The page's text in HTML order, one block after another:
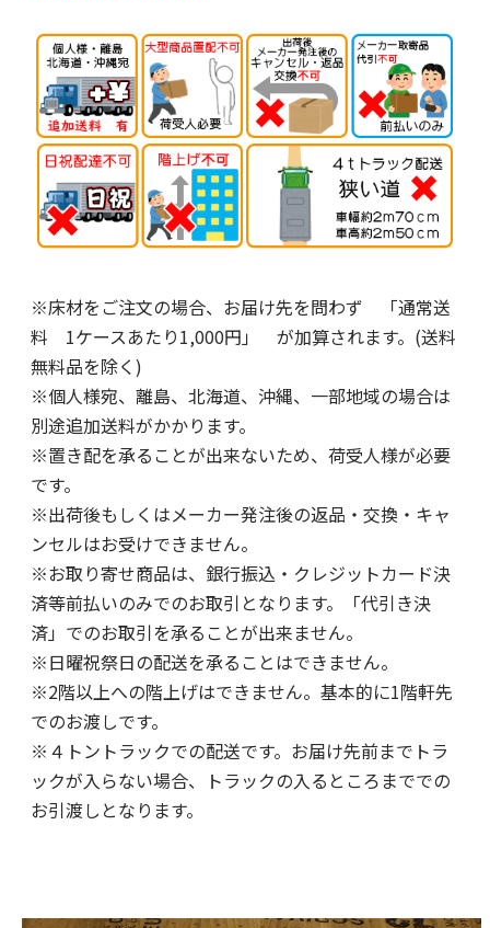
※床材をご注文の場合、お届け先を問わず 「通常送
料 1ケースあたり1,000円」 が加算されます。(送料
無料品を除く)
※個人様宛、離島、北海道、沖縄、一部地域の場合は
別途追加送料がかかります。
※置き配を承ることが出来ないため、荷受人様が必要
です。
※出荷後もしくはメーカー発注後の返品・交換・キャ
ンセルはお受けできません。
※お取り寄せ商品は、銀行振込・クレジットカード決
済等前払いのみでのお取引となります。「代引き決
済」でのお取引を承ることが出来ません。
※日曜祝祭日の配送を承ることはできません。
※2階以上への階上げはできません。基本的に1階軒先
でのお渡しです。
※４トントラックでの配送です。お届け先前までトラ
ックが入らない場合、トラックの入るところまででの
お引渡しとなります。